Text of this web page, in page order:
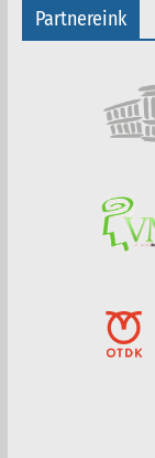
Partnereink